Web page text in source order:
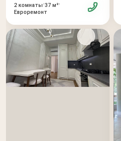
2 комнаты•37 м²•
Евроремонт